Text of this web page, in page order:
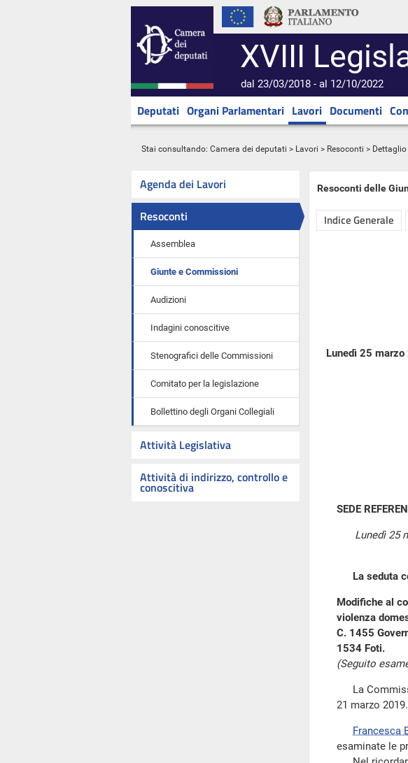
XVIII
dal 23/03/2018 - al 12/10/2022
Deputati Organi Parlamentari Lavori Documenti
Stai consultando: Camera dei deputati > Lavori > Resoconti >
Agenda dei Lavori
Resoconti
Assemblea
Giunte e Commissioni
Audizioni
Indagini conoscitive
Stenografici delle Commissioni
Comitato per la legislazione
Bollettino degli Organi Collegiali
Attività Legislativa
Attività di indirizzo, controllo e
conoscitiva
Resoconti delle
Indice Generale
Lunedì 25 marzo
SEDE
Lunedì 25
La seduta
Modifiche al
violenza
C. 1455
1534 Foti.
(Seguito
La
21 marzo 2019.
Francesca
esaminate le